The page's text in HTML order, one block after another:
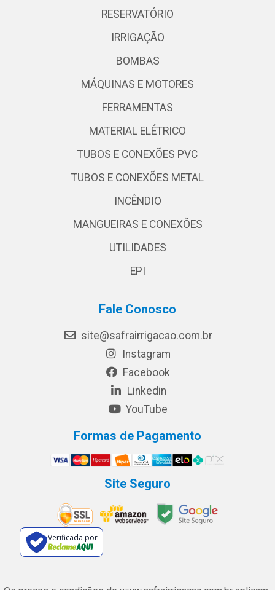
RESERVATÓRIO
IRRIGAÇÃO
BOMBAS
MÁQUINAS E MOTORES
FERRAMENTAS
MATERIAL ELÉTRICO
TUBOS E CONEXÕES PVC
TUBOS E CONEXÕES METAL
INCÊNDIO
MANGUEIRAS E CONEXÕES
UTILIDADES
EPI
Fale Conosco
site@safrairrigacao.com.br
Instagram
Facebook
Linkedin
YouTube
Formas de Pagamento
Site Seguro
Verificada por